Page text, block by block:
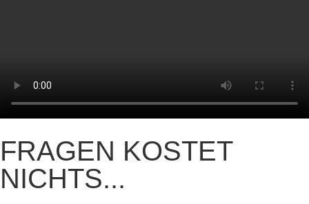
FRAGEN KOSTET
NICHTS...